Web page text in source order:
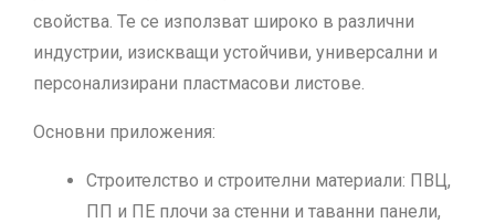
плоскости за указатели, изложбени панели и
печатни подложки.
Мебели и интериорен дизайн: плочи за
декоративни приложения.
Индустриални приложения : защитни
листове, опаковъчни вложки и